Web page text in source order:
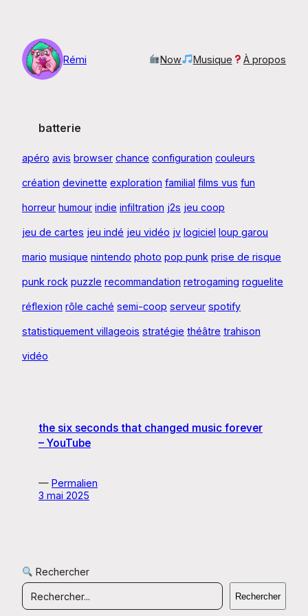
contenu
Rémi
Now Musique À propos
batterie
apéro avis browser chance configuration couleurs
création devinette exploration familial films vus fun
horreur humour indie infiltration j2s jeu coop
jeu de cartes jeu indé jeu vidéo jv logiciel loup garou
mario musique nintendo photo pop punk prise de risque
punk rock puzzle recommandation retrogaming roguelite
réflexion rôle caché semi-coop serveur spotify
statistiquement villageois stratégie théâtre trahison
vidéo
the six seconds that changed music forever
– YouTube
— Permalien
3 mai 2025
Rechercher
Rechercher